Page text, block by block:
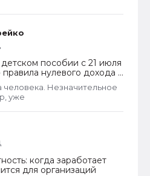
пособии с 21 июля
нулевого дохода и
пособий по месту
Незначительное
уже
когда заработает
для организаций